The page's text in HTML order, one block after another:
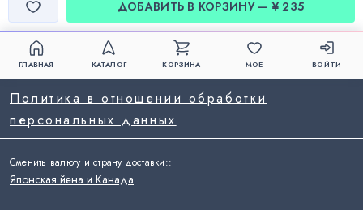
ДОБАВИТЬ В КОРЗИНУ — ¥ 235
ГЛАВНАЯ КАТАЛОГ КОРЗИНА МОЁ ВОЙТИ
Политика в отношении обработки
персональных данных
Сменить валюту и страну доставки::
Японская йена и Канада